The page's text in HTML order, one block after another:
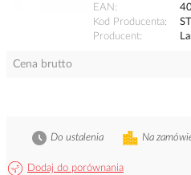
EAN
Kod Producenta
Producent
Cena brutto
Dodaj do porównania
Na
Do ustalenia